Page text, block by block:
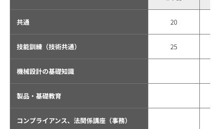
共通 20
技能訓練（技術共通） 25
機械設計の基礎知識
製品・基礎教育
コンプライアンス、法関係講座（事務）